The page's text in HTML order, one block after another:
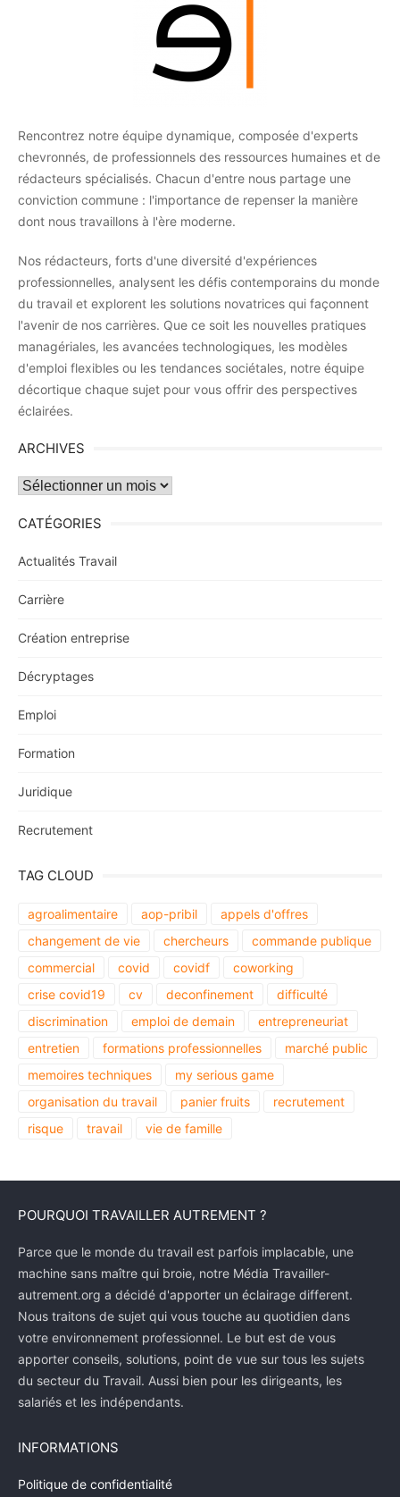
Rencontrez notre équipe dynamique, composée d'experts
chevronnés, de professionnels des ressources humaines et de
rédacteurs spécialisés. Chacun d'entre nous partage une
conviction commune : l'importance de repenser la manière
dont nous travaillons à l'ère moderne.
Nos rédacteurs, forts d'une diversité d'expériences
professionnelles, analysent les défis contemporains du monde
du travail et explorent les solutions novatrices qui façonnent
l'avenir de nos carrières. Que ce soit les nouvelles pratiques
managériales, les avancées technologiques, les modèles
d'emploi flexibles ou les tendances sociétales, notre équipe
décortique chaque sujet pour vous offrir des perspectives
éclairées.
ARCHIVES
Archives
CATÉGORIES
Actualités Travail
Carrière
Création entreprise
Décryptages
Emploi
Formation
Juridique
Recrutement
TAG CLOUD
agroalimentaire aop-pribil
appels d'offres
changement de vie
chercheurs
commande publique
commercial
covid covidf
coworking
crise covid19
cv deconfinement
difficulté
discrimination
emploi de demain
entrepreneuriat
entretien
formations professionnelles
marché public
memoires techniques
my serious game
organisation du travail
panier fruits
recrutement
risque
travail vie de famille
POURQUOI TRAVAILLER AUTREMENT ?
Parce que le monde du travail est parfois implacable, une
machine sans maître qui broie, notre Média Travailler-
autrement.org a décidé d'apporter un éclairage different.
Nous traitons de sujet qui vous touche au quotidien dans
votre environnement professionnel. Le but est de vous
apporter conseils, solutions, point de vue sur tous les sujets
du secteur du Travail. Aussi bien pour les dirigeants, les
salariés et les indépendants.
INFORMATIONS
Politique de confidentialité